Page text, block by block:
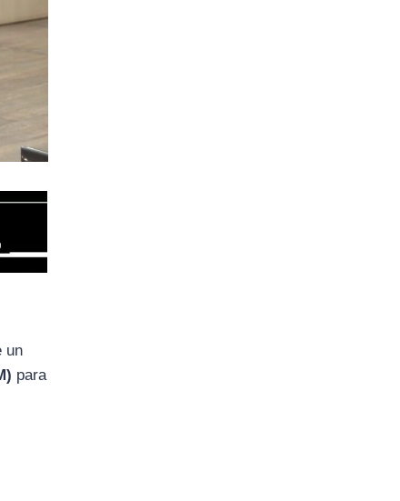
un
para